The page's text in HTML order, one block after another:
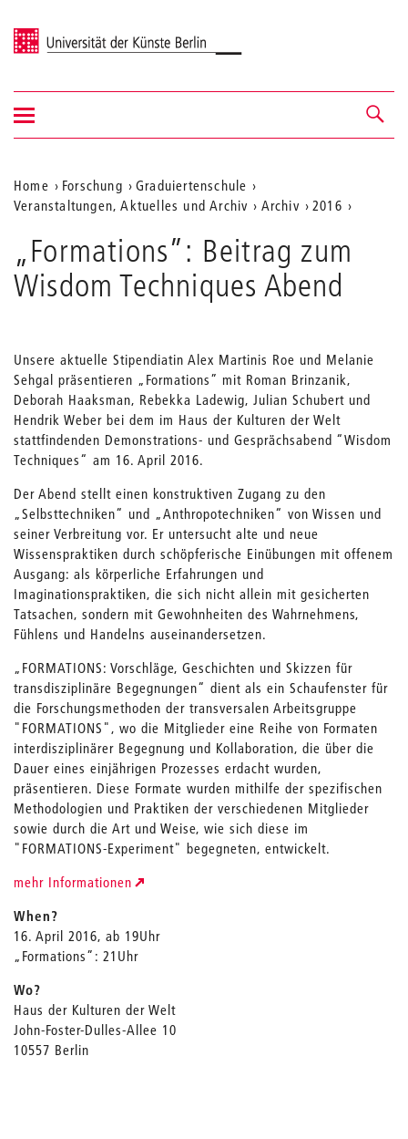
Universität der Künste Berlin
Navigation &
Suche
Navigation
ein-/ausblenden
Aktuelle
Position
auf
der
Webseite
Home Forschung
Graduiertenschule
Veranstaltungen, Aktuelles und Archiv
Archiv 2016
„Formations”: Beitrag zum
Wisdom Techniques Abend
Unsere aktuelle Stipendiatin Alex Martinis Roe und Melanie
Sehgal präsentieren „Formations” mit Roman Brinzanik,
Deborah Haaksman, Rebekka Ladewig, Julian Schubert und
Hendrik Weber bei dem im Haus der Kulturen der Welt
stattfindenden Demonstrations- und Gesprächsabend “Wisdom
Techniques“ am 16. April 2016.
Der Abend stellt einen konstruktiven Zugang zu den
„Selbsttechniken“ und „Anthropotechniken“ von Wissen und
seiner Verbreitung vor. Er untersucht alte und neue
Wissenspraktiken durch schöpferische Einübungen mit offenem
Ausgang: als körperliche Erfahrungen und
Imaginationspraktiken, die sich nicht allein mit gesicherten
Tatsachen, sondern mit Gewohnheiten des Wahrnehmens,
Fühlens und Handelns auseinandersetzen.
„FORMATIONS: Vorschläge, Geschichten und Skizzen für
transdisziplinäre Begegnungen“ dient als ein Schaufenster für
die Forschungsmethoden der transversalen Arbeitsgruppe
"FORMATIONS", wo die Mitglieder eine Reihe von Formaten
interdisziplinärer Begegnung und Kollaboration, die über die
Dauer eines einjährigen Prozesses erdacht wurden,
präsentieren. Diese Formate wurden mithilfe der spezifischen
Methodologien und Praktiken der verschiedenen Mitglieder
sowie durch die Art und Weise, wie sich diese im
"FORMATIONS-Experiment" begegneten, entwickelt.
mehr Informationen
When?
16. April 2016, ab 19Uhr
„Formations”: 21Uhr
Wo?
Haus der Kulturen der Welt
John-Foster-Dulles-Allee 10
10557 Berlin